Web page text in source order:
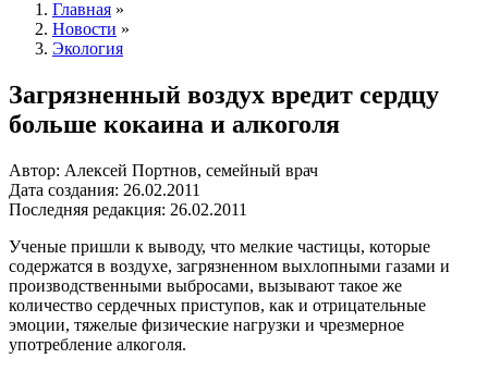
Главная »
Новости »
Экология
Загрязненный воздух вредит сердцу
больше кокаина и алкоголя
Автор: Алексей Портнов, семейный врач
Дата создания: 26.02.2011
Последняя редакция: 26.02.2011
Ученые пришли к выводу, что мелкие частицы, которые
содержатся в воздухе, загрязненном выхлопными газами и
производственными выбросами, вызывают такое же
количество сердечных приступов, как и отрицательные
эмоции, тяжелые физические нагрузки и чрезмерное
употребление алкоголя.